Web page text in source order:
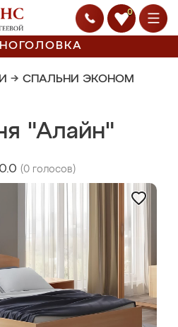
0
→ СПАЛЬНИ ЭКОНОМ
"Алайн"
0.0 (0 голосов)